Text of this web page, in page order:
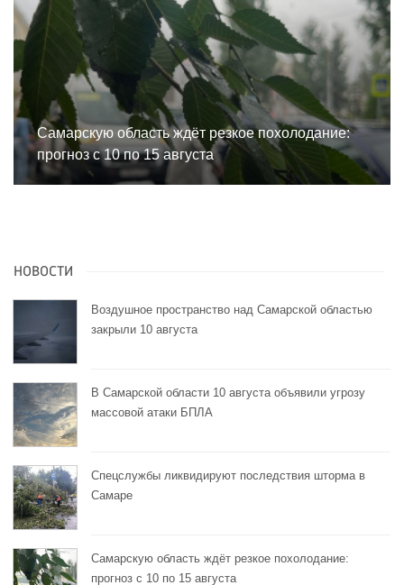
Самарскую область ждёт резкое похолодание:
прогноз с 10 по 15 августа
НОВОСТИ
Воздушное пространство над Самарской областью
закрыли 10 августа
В Самарской области 10 августа объявили угрозу
массовой атаки БПЛА
Спецслужбы ликвидируют последствия шторма в
Самаре
Самарскую область ждёт резкое похолодание:
прогноз с 10 по 15 августа